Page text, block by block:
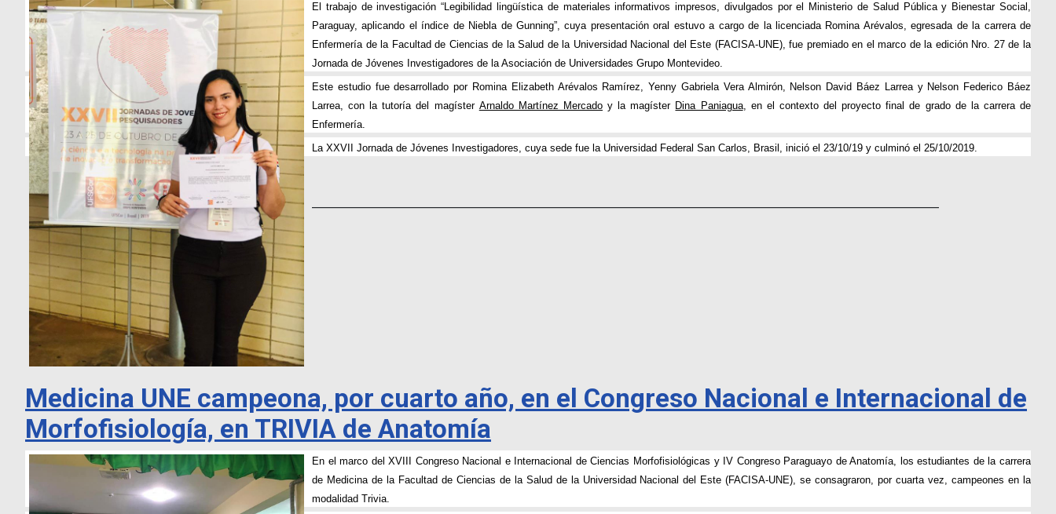
El trabajo de investigación “Legibilidad lingüística de materiales informativos impresos, divulgados por el Ministerio de Salud Pública y Bienestar Social,
Paraguay, aplicando el índice de Niebla de Gunning”, cuya presentación oral estuvo a cargo de la licenciada Romina Arévalos, egresada de la carrera de
Enfermería de la Facultad de Ciencias de la Salud de la Universidad Nacional del Este (FACISA-UNE), fue premiado en el marco de la edición Nro. 27 de la
Jornada de Jóvenes Investigadores de la Asociación de Universidades Grupo Montevideo.
Este estudio fue desarrollado por Romina Elizabeth Arévalos Ramírez, Yenny Gabriela Vera Almirón, Nelson David Báez Larrea y Nelson Federico Báez
Larrea, con la tutoría del magíster Arnaldo Martínez Mercadoy la magíster Dina Paniagua, en el contexto del proyecto final de grado de la carrera de
Enfermería.
La XXVII Jornada de Jóvenes Investigadores, cuya sede fue la Universidad Federal San Carlos, Brasil, inició el 23/10/19 y culminó el 25/10/2019.
Medicina UNE campeona, por cuarto año, en el Congreso Nacional e Internacional de
Morfofisiología, en TRIVIA de Anatomía
En el marco del XVIII Congreso Nacional e Internacional de Ciencias Morfofisiológicas y IV Congreso Paraguayo de Anatomía, los estudiantes de la carrera
de Medicina de la Facultad de Ciencias de la Salud de la Universidad Nacional del Este (FACISA-UNE), se consagraron, por cuarta vez, campeones en la
modalidad Trivia.